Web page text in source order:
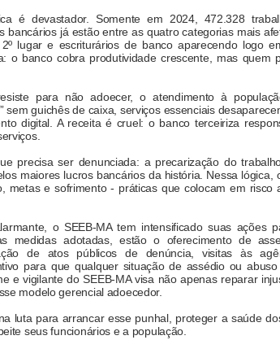
é devastador. Somente em 2024, 472.328
bancários já estão entre as quatro categorias mais
lugar e escriturários de banco aparecendo logo
o banco cobra produtividade crescente, mas quem
para não adoecer, o atendimento à
sem guichês de caixa, serviços essenciais
digital. A receita é cruel: o banco terceiriza
precisa ser denunciada: a precarização do
maiores lucros bancários da história. Nessa lógica,
metas e sofrimento - práticas que colocam em risco
o SEEB-MA tem intensificado suas ações
medidas adotadas, estão o oferecimento de
de atos públicos de denúncia, visitas às
para que qualquer situação de assédio ou
e vigilante do SEEB-MA visa não apenas reparar
modelo gerencial adoecedor.
luta para arrancar esse punhal, proteger a saúde
seus funcionários e a população.